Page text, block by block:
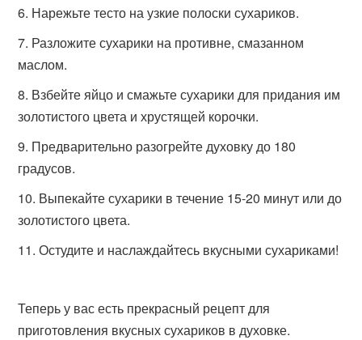
Нарежьте тесто на узкие полоски сухариков.
Разложите сухарики на противне, смазанном
маслом.
Взбейте яйцо и смажьте сухарики для придания им
золотистого цвета и хрустящей корочки.
Предварительно разогрейте духовку до 180
градусов.
Выпекайте сухарики в течение 15-20 минут или до
золотистого цвета.
Остудите и наслаждайтесь вкусными сухариками!
Теперь у вас есть прекрасный рецепт для
приготовления вкусных сухариков в духовке.